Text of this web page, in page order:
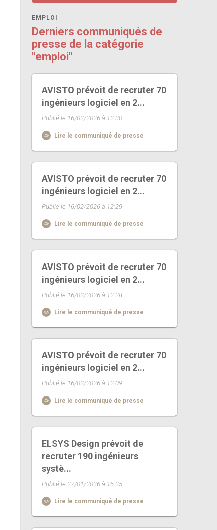
EMPLOI
Derniers communiqués de
presse de la catégorie
"emploi"
AVISTO prévoit de recruter 70
ingénieurs logiciel en 2...
Publié le 16/02/2026 à 12:30
Lire le communiqué de presse
AVISTO prévoit de recruter 70
ingénieurs logiciel en 2...
Publié le 16/02/2026 à 12:29
Lire le communiqué de presse
AVISTO prévoit de recruter 70
ingénieurs logiciel en 2...
Publié le 16/02/2026 à 12:28
Lire le communiqué de presse
AVISTO prévoit de recruter 70
ingénieurs logiciel en 2...
Publié le 16/02/2026 à 12:09
Lire le communiqué de presse
ELSYS Design prévoit de
recruter 190 ingénieurs
systè...
Publié le 27/01/2026 à 16:25
Lire le communiqué de presse